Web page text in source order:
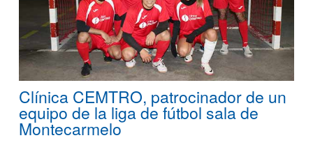
Clínica CEMTRO, patrocinador de un
equipo de la liga de fútbol sala de
Montecarmelo